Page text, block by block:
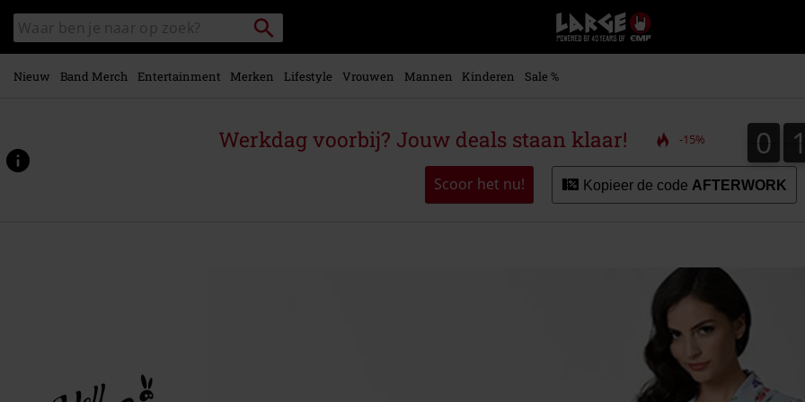
naar
hoofdinhoud
Zoek
in
catalogus
Packstation
zoeken
Large
–
Muziek-,
+
kleding
Nieuw Band Merch Entertainment Merken Lifestyle Vrouwen Mannen Kinderen Sale %
Werkdag voorbij? Jouw deals staan klaar! -15% 0
0 1
1
Scoor het nu! Kopieer de code AFTERWORK